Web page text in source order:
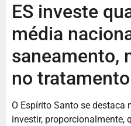
ES investe
média
saneamento,
no
O Espírito Santo se destaca
investir, proporcionalmente,